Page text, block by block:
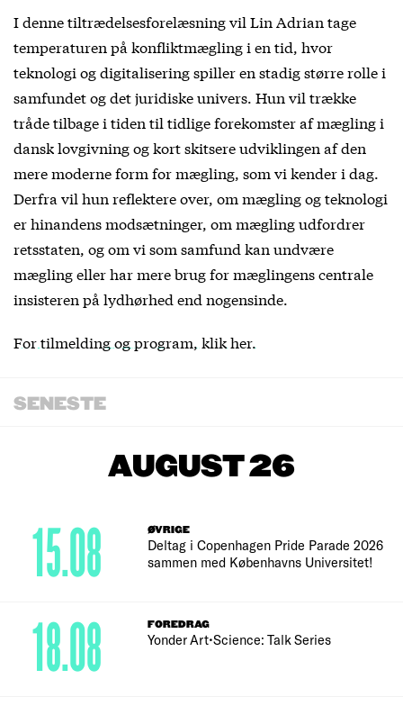
I denne tiltrædelsesforelæsning vil Lin Adrian tage
temperaturen på konfliktmægling i en tid, hvor
teknologi og digitalisering spiller en stadig større rolle i
samfundet og det juridiske univers. Hun vil trække
tråde tilbage i tiden til tidlige forekomster af mægling i
dansk lovgivning og kort skitsere udviklingen af den
mere moderne form for mægling, som vi kender i dag.
Derfra vil hun reflektere over, om mægling og teknologi
er hinandens modsætninger, om mægling udfordrer
retsstaten, og om vi som samfund kan undvære
mægling eller har mere brug for mæglingens centrale
insisteren på lydhørhed end nogensinde.
For tilmelding og program, klik her.
SENESTE
AUGUST 26
ØVRIGE
Deltag i Copenhagen Pride Parade 2026
sammen med Københavns Universitet!
15.08
FOREDRAG
Yonder Art•Science: Talk Series
18.08